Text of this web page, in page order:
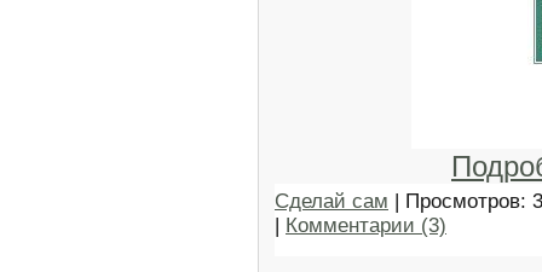
Сделай сам | Просмотров:
| Комментарии (3)